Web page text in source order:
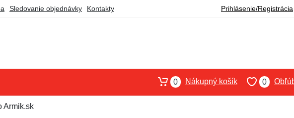
Sledovanie objednávky Kontakty Prihlásenie/Registrácia
0
0 Nákupný košík
Armik.sk